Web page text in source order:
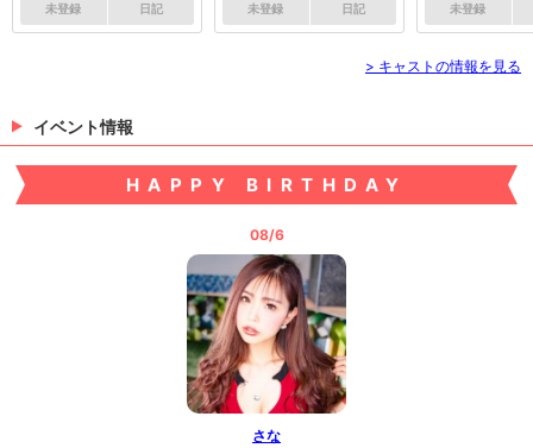
未登録 日記 未登録 日記 未登録
> キャストの情報を見る
イベント情報
HAPPY BIRTHDAY
08/6
さな